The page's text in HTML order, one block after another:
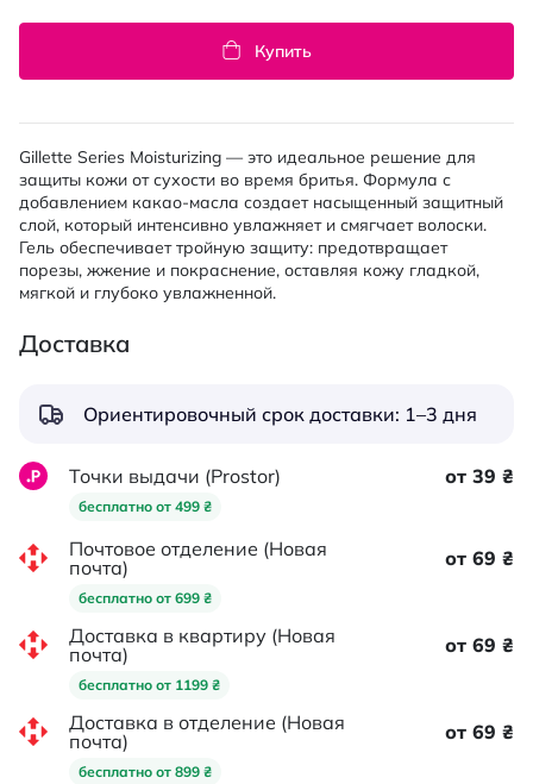
Купить
Gillette Series Moisturizing — это идеальное решение для
защиты кожи от сухости во время бритья. Формула с
добавлением какао-масла создает насыщенный защитный
слой, который интенсивно увлажняет и смягчает волоски.
Гель обеспечивает тройную защиту: предотвращает
порезы, жжение и покраснение, оставляя кожу гладкой,
мягкой и глубоко увлажненной.
Доставка
Ориентировочный срок доставки: 1–3 дня
Точки выдачи (Prostor)
бесплатно от 499 ₴
от 39 ₴
Почтовое отделение (Новая
почта)
бесплатно от 699 ₴
от 69 ₴
Доставка в квартиру (Новая
почта)
бесплатно от 1199 ₴
от 69 ₴
Доставка в отделение (Новая
почта)
бесплатно от 899 ₴
от 69 ₴